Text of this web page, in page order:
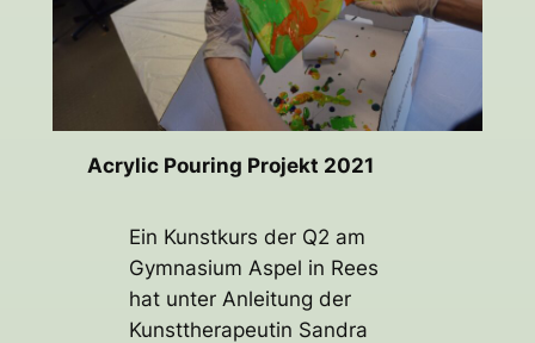
Acrylic Pouring Projekt 2021
Ein Kunstkurs der Q2 am
Gymnasium Aspel in Rees
hat unter Anleitung der
Kunsttherapeutin Sandra